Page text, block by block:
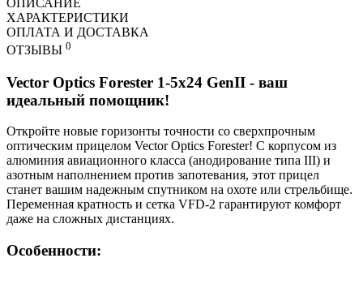
ХАРАКТЕРИСТИКИ
ОПЛАТА И ДОСТАВКА
ОТЗЫВЫ 0
Vector Optics Forester 1-5x24 GenII - ваш
идеальный помощник!
Откройте новые горизонты точности со сверхпрочным
оптическим прицелом Vector Optics Forester! С корпусом из
алюминия авиационного класса (анодирование типа III) и
азотным наполнением против запотевания, этот прицел
станет вашим надежным спутником на охоте или стрельбище.
Переменная кратность и сетка VFD-2 гарантируют комфорт
даже на сложных дистанциях.
Особенности: